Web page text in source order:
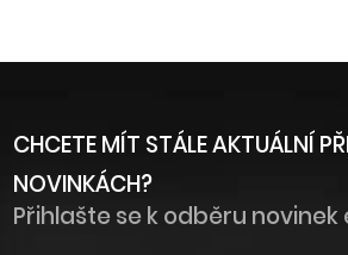
CHCETE MÍT STÁLE AKTUÁLNÍ
NOVINKÁCH?
Přihlašte se k odběru